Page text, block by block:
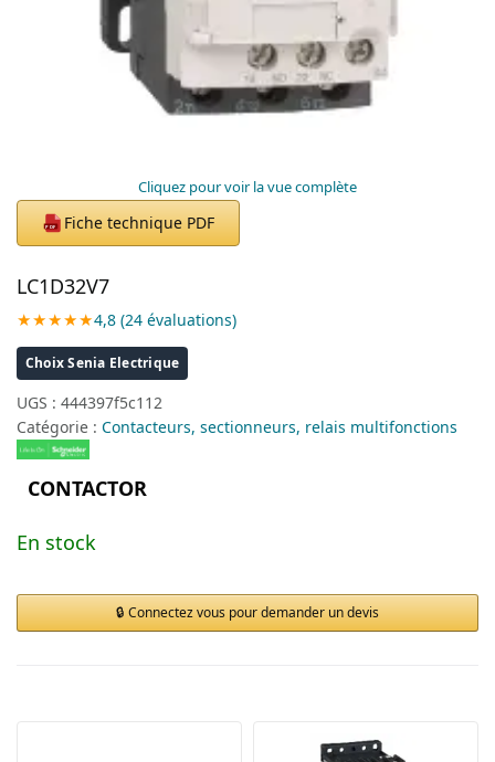
Cliquez pour voir la vue complète
PDF Fiche technique PDF
LC1D32V7
★★★★★4,8 (24 évaluations)
Choix Senia Electrique
UGS : 444397f5c112
Catégorie : Contacteurs, sectionneurs, relais multifonctions
CONTACTOR
En stock
Connectez vous pour demander un devis